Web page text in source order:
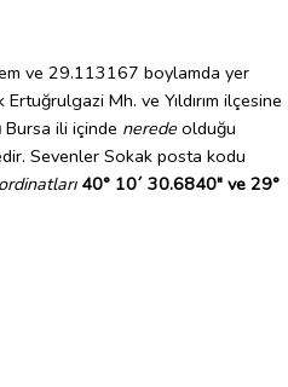
ve 29.113167 boylamda yer
Mh. ve Yıldırım ilçesine
Bursa ili içinde nerede olduğu
Sevenler Sokak posta kodu
40° 10´ 30.6840" ve 29°